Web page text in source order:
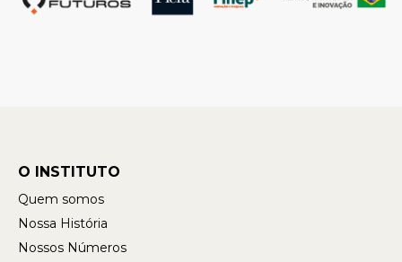
O INSTITUTO
Quem somos
Nossa História
Nossos Números